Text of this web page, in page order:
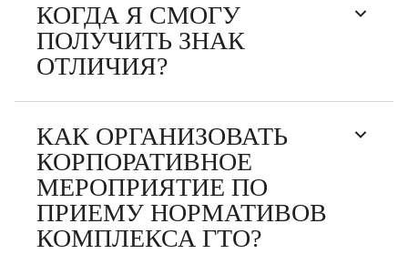
КОГДА Я СМОГУ
ПОЛУЧИТЬ ЗНАК
ОТЛИЧИЯ?
КАК ОРГАНИЗОВАТЬ
КОРПОРАТИВНОЕ
МЕРОПРИЯТИЕ ПО
ПРИЕМУ НОРМАТИВОВ
КОМПЛЕКСА ГТО?